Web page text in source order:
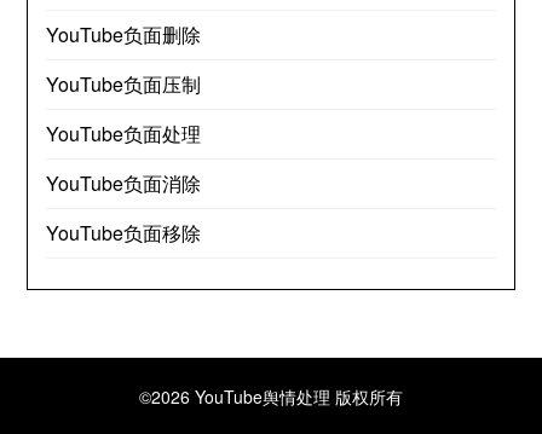
YouTube负面删除
YouTube负面压制
YouTube负面处理
YouTube负面消除
YouTube负面移除
©2026 YouTube舆情处理 版权所有